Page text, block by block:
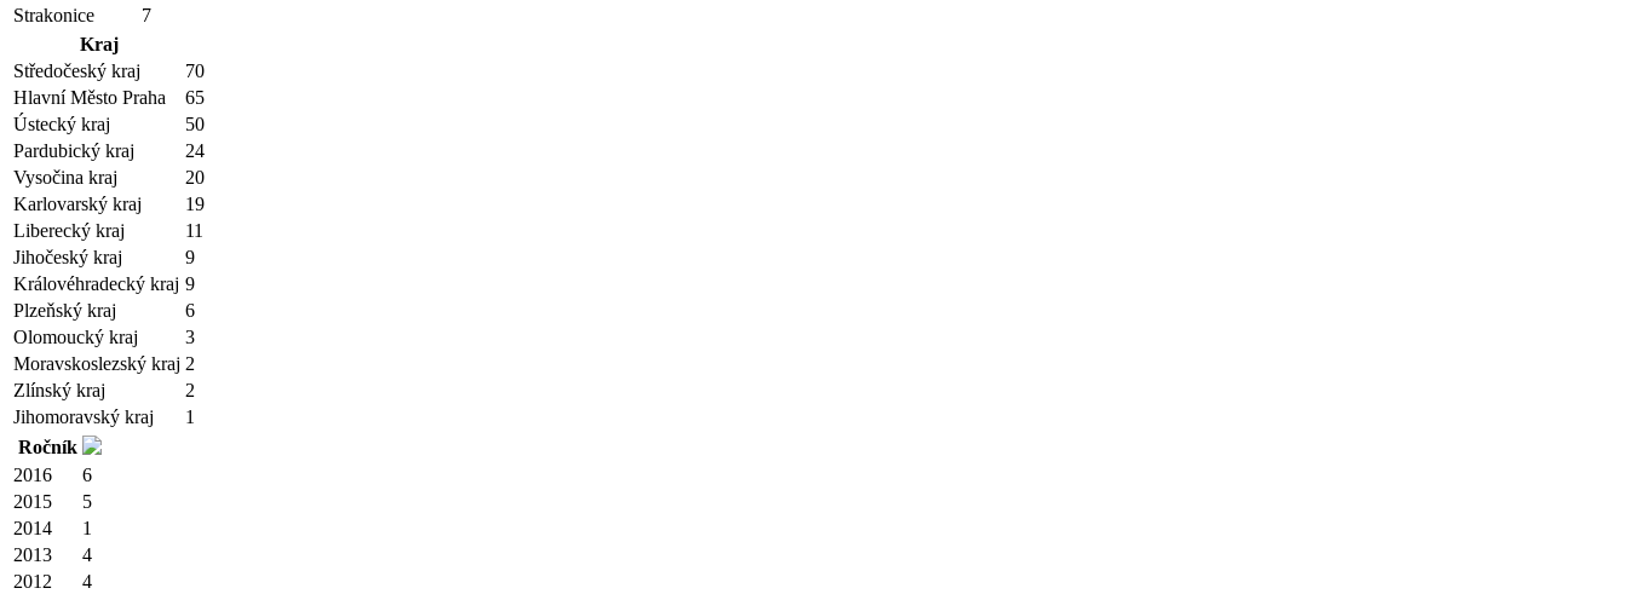
Strakonice
7
Kraj
Středočeský kraj
70
Hlavní Město Praha
65
Ústecký kraj
50
Pardubický kraj
24
Vysočina kraj
20
Karlovarský kraj
19
Liberecký kraj
11
Jihočeský kraj
9
Královéhradecký kraj 9
Plzeňský kraj
6
Olomoucký kraj
3
Moravskoslezský kraj 2
Zlínský kraj
2
Jihomoravský kraj
1
Ročník
2016
6
2015
5
2014
1
2013
4
2012
4